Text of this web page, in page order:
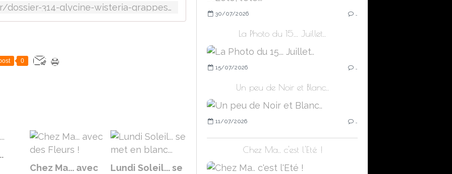
https://jardinage.lemonde.fr/dossier-314-glycine-wisteria-grappes-fleurs.html
0
Chez Ma... avec
Lundi Soleil... se
30/07/2026
La Photo du 15... Juillet..
15/07/2026
Un peu de Noir et Blanc..
11/07/2026
Chez Ma.. c'est l'Eté !